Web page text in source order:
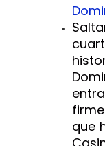
que